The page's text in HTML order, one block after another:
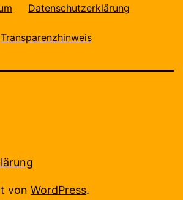
Datenschutzerklärung
Transparenzhinweis
von WordPress.